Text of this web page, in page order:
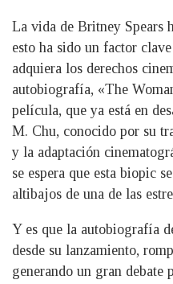
La vida de Britney Spears
esto ha sido un factor
adquiera los derechos
autobiografía, «The
película, que ya está en
M. Chu, conocido por su
y la adaptación
se espera que esta biopic
altibajos de una de las
Y es que la autobiografía
desde su lanzamiento,
generando un gran debate